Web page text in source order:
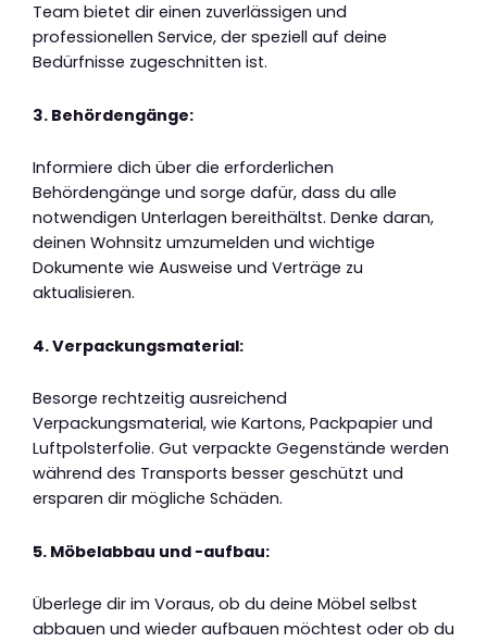
Team bietet dir einen zuverlässigen und
professionellen Service, der speziell auf deine
Bedürfnisse zugeschnitten ist.
3. Behördengänge:
Informiere dich über die erforderlichen
Behördengänge und sorge dafür, dass du alle
notwendigen Unterlagen bereithältst. Denke daran,
deinen Wohnsitz umzumelden und wichtige
Dokumente wie Ausweise und Verträge zu
aktualisieren.
4. Verpackungsmaterial:
Besorge rechtzeitig ausreichend
Verpackungsmaterial, wie Kartons, Packpapier und
Luftpolsterfolie. Gut verpackte Gegenstände werden
während des Transports besser geschützt und
ersparen dir mögliche Schäden.
5. Möbelabbau und -aufbau:
Überlege dir im Voraus, ob du deine Möbel selbst
abbauen und wieder aufbauen möchtest oder ob du